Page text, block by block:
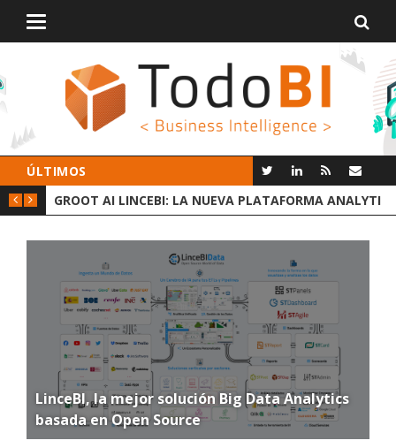
Alternar
ÚLTIMOS
GROOT AI LINCEBI: LA NUEVA PLATAFORMA
LinceBI, la mejor solución Big Data Analytics
basada en Open Source